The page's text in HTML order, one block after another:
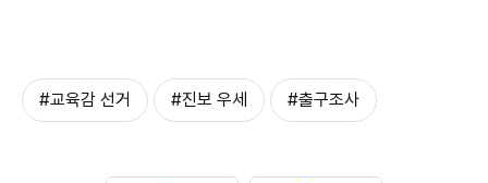
#교육감 선거 #진보 우세 #출구조사